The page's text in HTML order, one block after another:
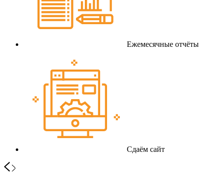
Ежемесячные отчёты
Сдаём сайт